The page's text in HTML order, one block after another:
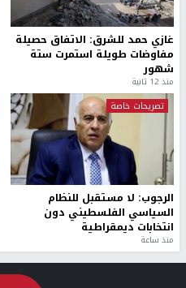
غازي حمد للشرق: الاتفاق حصيلة
مفاوضات طويلة استمرت ستة
شهور
منذ 12 ثانية
تصريحات خاصة
الرجوب: لا مستقبل للنظام
السياسي الفلسطيني دون
انتخابات ديمقراطية
منذ ساعة